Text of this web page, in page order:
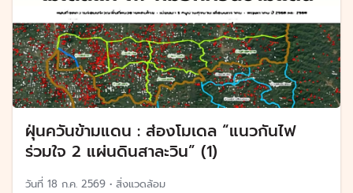
ฝุ่นควันข้ามแดน : ส่องโมเดล “แนวกันไฟ
ร่วมใจ 2 แผ่นดินสาละวิน” (1)
วันที่ 18 ก.ค. 2569 • สิ่งแวดล้อม